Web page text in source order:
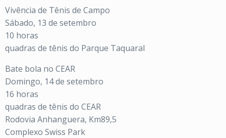
Vivência de Tênis de Campo
Sábado, 13 de setembro
10 horas
quadras de tênis do Parque Taquaral
Bate bola no CEAR
Domingo, 14 de setembro
16 horas
quadras de tênis do CEAR
Rodovia Anhanguera, Km89,5
Complexo Swiss Park